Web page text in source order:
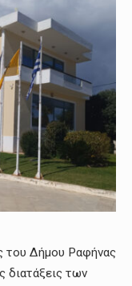
του Δήμου Ραφήνας
διατάξεις των